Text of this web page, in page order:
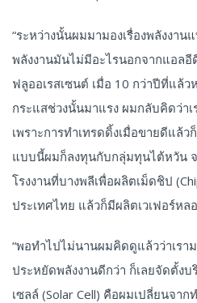
“ระหว่างนั้นผมมามองเรื่องพลังงา
พลังงานมันไม่มีอะไรนอกจากแอลอี
ฟลูออเรสเซนต์ เมื่อ 10 กว่าปีที่แล้
กระแสช่วงนั้นมาแรง ผมกลับคิดว่า
เพราะการทำเทรดดิ้งเมื่อขายดีแล้
แบบนี้ผมก็ลงทุนกับกลุ่มทุนไต้หวัน
โรงงานที่บางพลีเพื่อผลิตเม็ดชิป
ประเทศไทย แล้วก็มีผลิตเวเฟอร์หล
“พอทำไปไม่นานผมคิดดูแล้วว่าเรา
ประหยัดพลังงานดีกว่า ก็เลยจัดตั้ง
เซลล์ (Solar Cell) คือผมเปลี่ยนจาก